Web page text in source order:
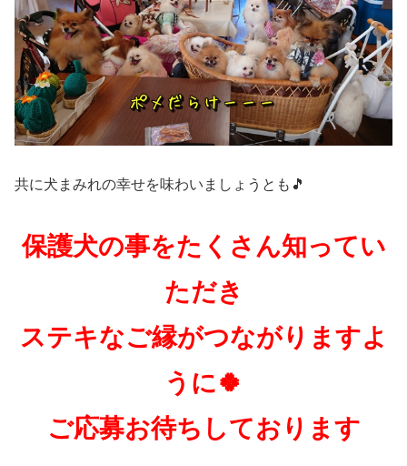
共に犬まみれの幸せを味わいましょうとも🎵
保護犬の事をたくさん知ってい
ただき
ステキなご縁がつながりますよ
うに🍀
ご応募お待ちしております